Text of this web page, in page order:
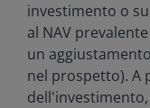
investimento o
al NAV
un
nel prospetto). A